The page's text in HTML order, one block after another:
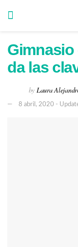
Gimnasio
da las
by Laura
8 abril, 2020 -